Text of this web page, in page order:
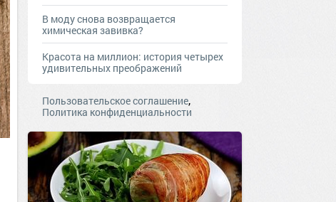
В моду снова возвращается
химическая завивка?
Красота на миллион: история четырех
удивительных преображений
Пользовательское соглашение,
Политика конфиденциальности